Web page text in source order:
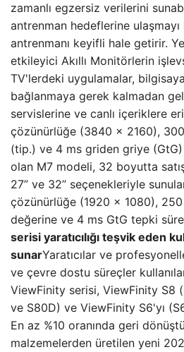
zamanlı egzersiz verilerini
antrenman hedeflerine ulaşmayı
antrenmanı keyifli hale getirir.
etkileyici Akıllı Monitörlerin
TV'lerdeki uygulamalar,
bağlanmaya gerek kalmadan
servislerine ve canlı içeriklere
çözünürlüğe (3840 x 2160),
(tip.) ve 4 ms griden griye
olan M7 modeli, 32 boyutta
27” ve 32” seçenekleriyle
çözünürlüğe (1920 x 1080),
değerine ve 4 ms GtG tepki
serisi yaratıcılığı teşvik eden
sunarYaratıcılar ve
ve çevre dostu süreçler
ViewFinity serisi, ViewFinity S8
ve S80D) ve ViewFinity S6'yı
En az %10 oranında geri
malzemelerden üretilen yeni